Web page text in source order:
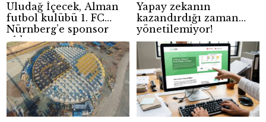
Uludağ İçecek, Alman
futbol kulübü 1. FC
Nürnberg’e sponsor
oldu
Yapay zekanın
kazandırdığı zaman
yönetilemiyor!